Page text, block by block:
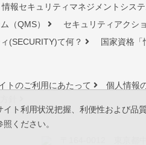
情報セキュリティマネジメントシステ
（QMS）
セキュリティアクシ
(SECURITY)て何？
国家資格「
トのご利用にあたって 個人情報
ト利用状況把握、利便性および
照ください。